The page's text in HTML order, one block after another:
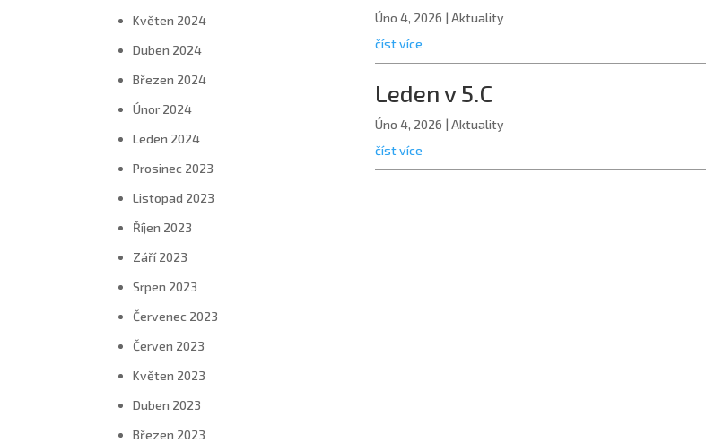
Květen 2024
Duben 2024
Březen 2024
Únor 2024
Leden 2024
Prosinec 2023
Listopad 2023
Říjen 2023
Září 2023
Srpen 2023
Červenec 2023
Červen 2023
Květen 2023
Duben 2023
Březen 2023
Úno 4, 2026 | Aktuality
číst více
Leden v 5.C
Úno 4, 2026 | Aktuality
číst více